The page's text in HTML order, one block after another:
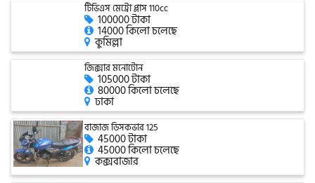
এফকেএম (FKM)
হারলি ডেভিডসন
রিগাল র‍্যাপটার (Regal Raptor)
অ্যাটলাস জংশেন
টিভিএস মেট্রো প্লাস 110cc
100000 টাকা
14000 কিলো চলেছে
কুমিল্লা
জিক্সার মনোটোন
105000 টাকা
80000 কিলো চলেছে
ঢাকা
বাজাজ ডিসকভার 125
45000 টাকা
45000 কিলো চলেছে
কক্সবাজার